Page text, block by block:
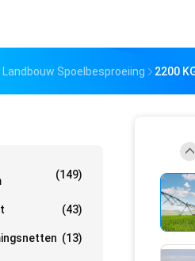
Landbouw Spoelbesproeiing 2200
(149)
(43)
(13)